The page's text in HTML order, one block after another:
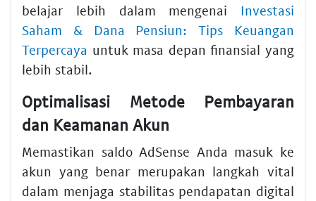
belajar lebih dalam mengenai Investasi
Saham & Dana Pensiun: Tips Keuangan
Terpercaya untuk masa depan finansial yang
lebih stabil.
Optimalisasi Metode Pembayaran
dan Keamanan Akun
Memastikan saldo AdSense Anda masuk ke
akun yang benar merupakan langkah vital
dalam menjaga stabilitas pendapatan digital